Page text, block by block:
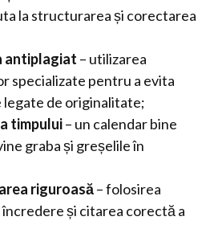
la structurarea și corectarea
antiplagiat – utilizarea
specializate pentru a evita
legate de originalitate;
timpului– un calendar bine
graba și greșelile în
riguroasă– folosirea
și citarea corectă a